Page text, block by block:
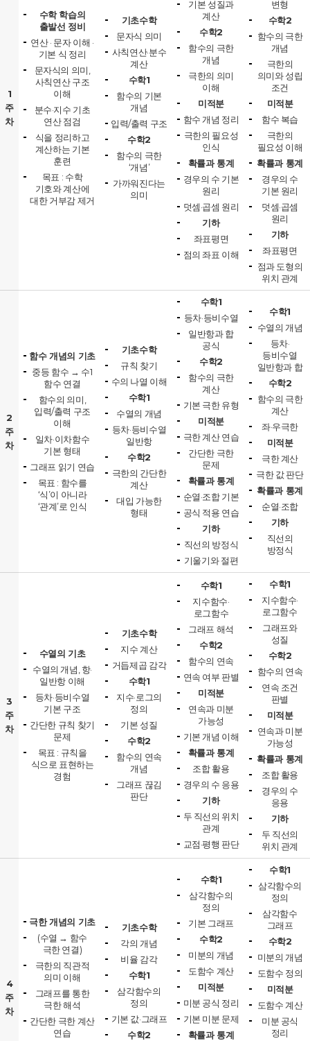
1
주
차
수학 학습의
출발선 정비
연산 · 문자 이해 ·
기본 식 정리
문자식의 의미,
사칙연산 구조
이해
분수·지수 기초
연산 점검
식을 정리하고
계산하는 기본
훈련
목표 : 수학
기호와 계산에
대한 거부감 제거
기초수학
문자식 의미
사칙연산·분수
계산
수학1
함수의 기본
개념
입력/출력 구조
수학2
함수의 극한
‘개념’
가까워진다는
의미
기본 성질과
계산
수학2
함수의 극한
개념
극한의 의미
이해
미적분
함수 개념 정리
극한의 필요성
인식
확률과 통계
경우의 수 기본
원리
덧셈·곱셈 원리
기하
좌표평면
점의 좌표 이해
변형
수학2
함수의 극한
개념
극한의
의미와 성립
조건
미적분
함수 복습
극한의
필요성 이해
확률과 통계
경우의 수
기본 원리
덧셈·곱셈
원리
기하
좌표평면
점과 도형의
위치 관계
2
주
차
함수 개념의 기초
중등 함수 → 수1
함수 연결
함수의 의미,
입력/출력 구조
이해
일차·이차함수
기본 형태
그래프 읽기 연습
목표 : 함수를
‘식’이 아니라
‘관계’로 인식
기초수학
규칙 찾기
수의 나열 이해
수학1
수열의 개념
등차·등비수열
일반항
수학2
극한의 간단한
계산
대입 가능한
형태
수학1
등차·등비수열
일반항과 합
공식
수학2
함수의 극한
계산
기본 극한 유형
미적분
극한 계산 연습
간단한 극한
문제
확률과 통계
순열·조합 기본
공식 적용 연습
기하
직선의 방정식
기울기와 절편
수학1
수열의 개념
등차·
등비수열
일반항과 합
수학2
함수의 극한
계산
좌·우극한
미적분
극한 계산
극한 값 판단
확률과 통계
순열·조합
기하
직선의
방정식
3
주
차
수열의 기초
수열의 개념, 항·
일반항 이해
등차·등비수열
기본 구조
간단한 규칙 찾기
문제
목표 : 규칙을
식으로 표현하는
경험
기초수학
지수 계산
거듭제곱 감각
수학1
지수·로그의
정의
기본 성질
수학2
함수의 연속
개념
그래프 끊김
판단
수학1
지수함수·
로그함수
그래프 해석
수학2
함수의 연속
연속 여부 판별
미적분
연속과 미분
가능성
기본 개념 이해
확률과 통계
조합 활용
경우의 수 응용
기하
두 직선의 위치
관계
교점·평행 판단
수학1
지수함수·
로그함수
그래프와
성질
수학2
함수의 연속
연속 조건
판별
미적분
연속과 미분
가능성
확률과 통계
조합 활용
경우의 수
응용
기하
두 직선의
위치 관계
4
주
차
극한 개념의 기초
(수열 → 함수
극한 연결)
극한의 직관적
의미 이해
그래프를 통한
극한 해석
간단한 극한 계산
연습
기초수학
각의 개념
비율 감각
수학1
삼각함수의
정의
기본 값·그래프
수학2
수학1
삼각함수의
정의
기본 그래프
수학2
미분의 개념
도함수 계산
미적분
미분 공식 정리
기본 미분 문제
확률과 통계
수학1
삼각함수의
정의
삼각함수
그래프
수학2
미분의 개념
도함수 정의
미적분
도함수 계산
미분 공식
정리